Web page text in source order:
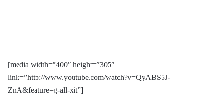
[media width=”400″ height=”305″
link=”http://www.youtube.com/watch?v=QyABS5J-
ZnA&feature=g-all-xit”]